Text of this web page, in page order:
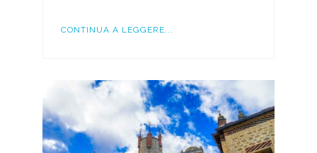
CONTINUA A LEGGERE...